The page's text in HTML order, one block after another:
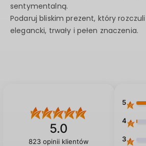
sentymentalną.
Podaruj bliskim prezent, który
elegancki, trwały i pełen znaczenia.
5.0
823opinii klientów
5
4
3